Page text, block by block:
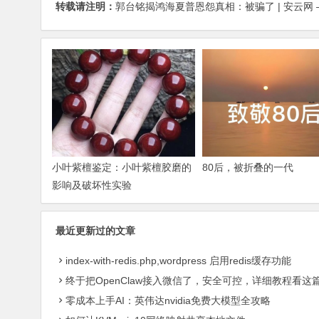
转载请注明： 郭台铭揭鸿海夏普恩怨真相：被骗了 | 安云网
小叶紫檀鉴定：小叶紫檀胶磨的
影响及破坏性实验
80后，被折叠的一代
最近更新过的文章
index-with-redis.php,wordpress 启用redis缓存功能
终于把OpenClaw接入微信了，安全可控，详细教程看这
零成本上手AI：英伟达nvidia免费大模型全攻略